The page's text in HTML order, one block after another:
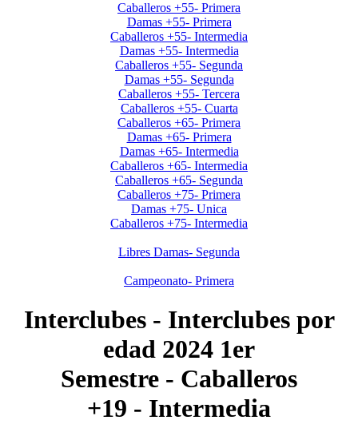
Caballeros +55- Primera
Damas +55- Primera
Caballeros +55- Intermedia
Damas +55- Intermedia
Caballeros +55- Segunda
Damas +55- Segunda
Caballeros +55- Tercera
Caballeros +55- Cuarta
Caballeros +65- Primera
Damas +65- Primera
Damas +65- Intermedia
Caballeros +65- Intermedia
Caballeros +65- Segunda
Caballeros +75- Primera
Damas +75- Unica
Caballeros +75- Intermedia
Libres Damas- Segunda
Campeonato- Primera
Interclubes - Interclubes por
edad 2024 1er
Semestre - Caballeros
+19 - Intermedia